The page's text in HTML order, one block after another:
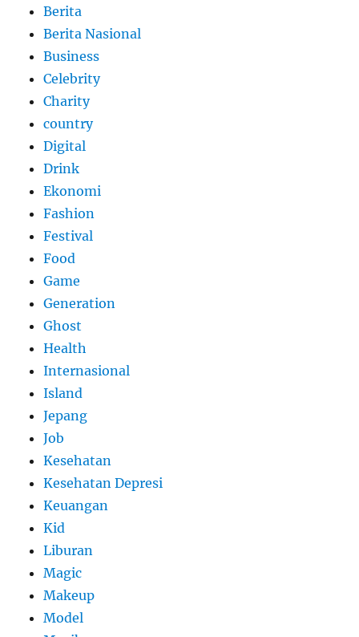
Berita
Berita Nasional
Business
Celebrity
Charity
country
Digital
Drink
Ekonomi
Fashion
Festival
Food
Game
Generation
Ghost
Health
Internasional
Island
Jepang
Job
Kesehatan
Kesehatan Depresi
Keuangan
Kid
Liburan
Magic
Makeup
Model